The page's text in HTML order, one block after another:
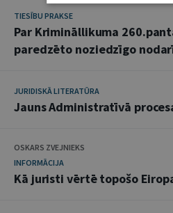
TIESĪBU PRAKSE
Par Krimināllikuma
paredzēto noziedzīgo
JURIDISKĀ LITERATŪRA
Jauns Administratīvā
OSKARS ZVEJNIEKS
INFORMĀCIJA
Kā juristi vērtē topošo